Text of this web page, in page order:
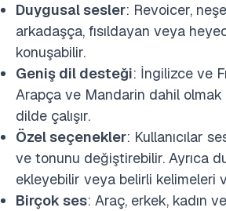
Duygusal sesler: Revoicer,
arkadaşça, fısıldayan veya
konuşabilir.
Geniş dil desteği: İngilizce ve
Arapça ve Mandarin dahil
dilde çalışır.
Özel seçenekler: Kullanıcılar
ve tonunu değiştirebilir. Ayrıca
ekleyebilir veya belirli kelimeleri
Birçok ses: Araç, erkek, kadın